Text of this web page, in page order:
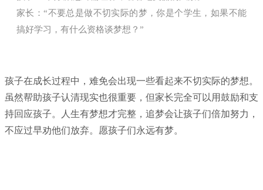
家长：“不要总是做不切实际的梦，你是个学生，如果不能
搞好学习，有什么资格谈梦想？”
孩子在成长过程中，难免会出现一些看起来不切实际的梦想。
虽然帮助孩子认清现实也很重要，但家长完全可以用鼓励和支
持回应孩子。人生有梦想才完整，追梦会让孩子们倍加努力，
不应过早劝他们放弃。愿孩子们永远有梦。